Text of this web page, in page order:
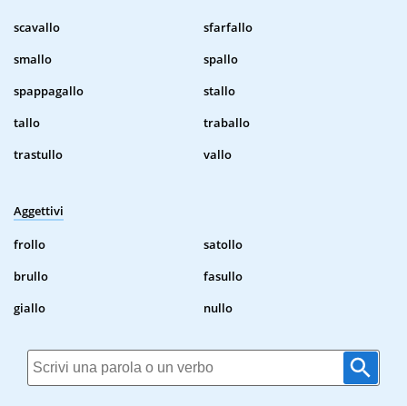
scavallo
sfarfallo
smallo
spallo
spappagallo
stallo
tallo
traballo
trastullo
vallo
Aggettivi
frollo
satollo
brullo
fasullo
giallo
nullo